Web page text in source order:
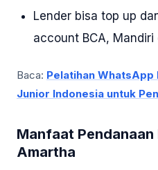
Lender bisa top up
account BCA, Mandiri
Baca: Pelatihan
Junior Indonesia untuk
Manfaat Pendanaan
Amartha